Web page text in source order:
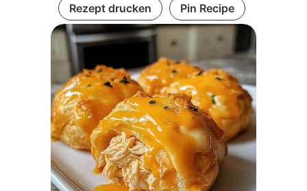
Rezept drucken Pin Recipe